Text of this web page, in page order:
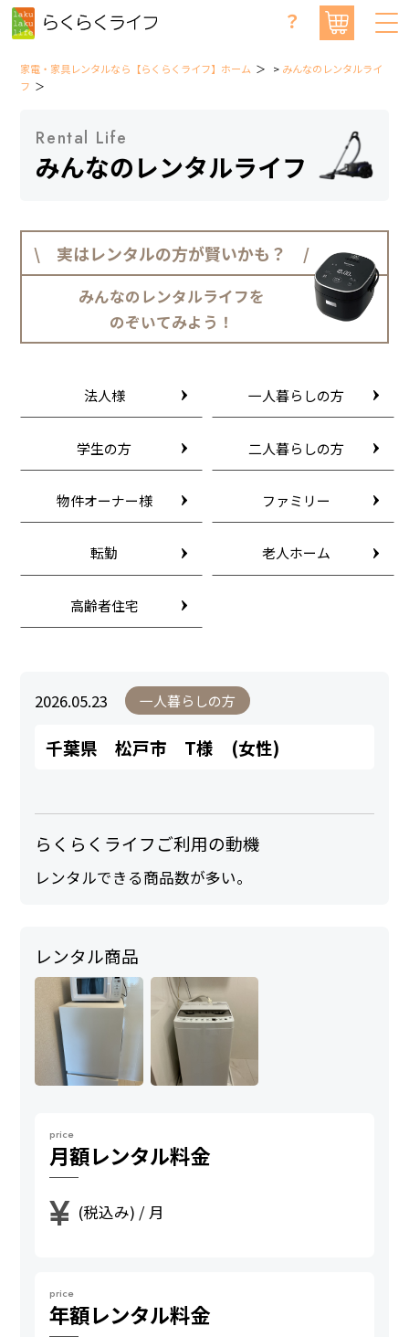
？
家電・家具レンタルなら【らくらくライフ】ホーム > みんなのレンタルライ
フ
Rental Life
みんなのレンタルライフ
\ 実はレンタルの方が賢いかも？ /
みんなのレンタルライフを
のぞいてみよう！
法人様 一人暮らしの方
学生の方 二人暮らしの方
物件オーナー様 ファミリー
転勤 老人ホーム
高齢者住宅
2026.05.23 一人暮らしの方
千葉県 松戸市 T様 (女性)
らくらくライフご利用の動機
レンタルできる商品数が多い。
レンタル商品
price
月額レンタル料金
¥ (税込み) / 月
price
年額レンタル料金